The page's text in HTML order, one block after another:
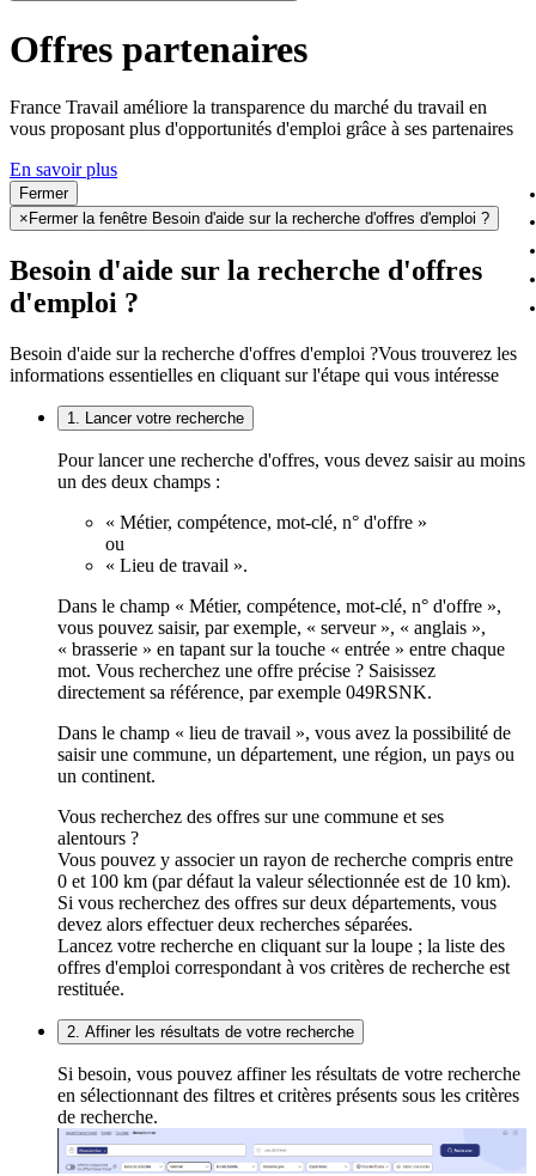
Offres partenaires
France Travail améliore la transparence du marché du travail en
vous proposant plus d'opportunités d'emploi grâce à ses partenaires
En savoir plus
Fermer
× Fermer la fenêtre Besoin d'aide sur la recherche d'offres d'emploi ?
Besoin d'aide sur la recherche d'offres
d'emploi ?
Besoin d'aide sur la recherche d'offres d'emploi ?Vous trouverez les
informations essentielles en cliquant sur l'étape qui vous intéresse
1. Lancer votre recherche
Pour lancer une recherche d'offres, vous devez saisir au moins
un des deux champs :
« Métier, compétence, mot-clé, n° d'offre »
ou
« Lieu de travail ».
Dans le champ « Métier, compétence, mot-clé, n° d'offre »,
vous pouvez saisir, par exemple, « serveur », « anglais »,
« brasserie » en tapant sur la touche « entrée » entre chaque
mot. Vous recherchez une offre précise ? Saisissez
directement sa référence, par exemple 049RSNK.
Dans le champ « lieu de travail », vous avez la possibilité de
saisir une commune, un département, une région, un pays ou
un continent.
Vous recherchez des offres sur une commune et ses
alentours ?
Vous pouvez y associer un rayon de recherche compris entre
0 et 100 km (par défaut la valeur sélectionnée est de 10 km).
Si vous recherchez des offres sur deux départements, vous
devez alors effectuer deux recherches séparées.
Lancez votre recherche en cliquant sur la loupe ; la liste des
offres d'emploi correspondant à vos critères de recherche est
restituée.
2. Affiner les résultats de votre recherche
Si besoin, vous pouvez affiner les résultats de votre recherche
en sélectionnant des filtres et critères présents sous les critères
de recherche.